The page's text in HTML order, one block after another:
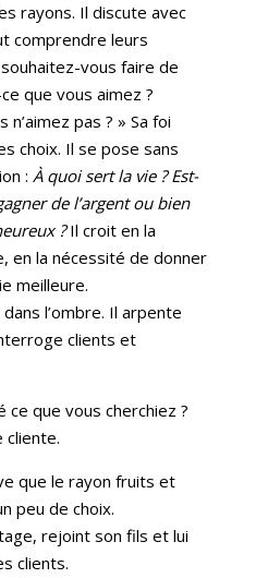
rayons. Il discute avec
comprendre leurs
vous faire de
que vous aimez ?
n’aimez pas ? » Sa foi
choix. Il se pose sans
: À quoi sert la vie ? Est-
de l’argent ou bien
?Il croit en la
en la nécessité de donner
meilleure.
l’ombre. Il arpente
clients et
ce que vous cherchiez ?
cliente.
que le rayon fruits et
peu de choix.
rejoint son fils et lui
clients.